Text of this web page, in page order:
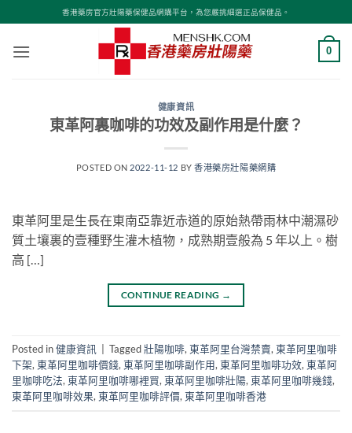
to
content
香港藥房官方壯陽藥保健品網購平台，為您嚴挑細選正品保健品。
0
健康資訊
東革阿裏咖啡的功效及副作用是什麼？
POSTED ON 2022-11-12 BY香港藥房壯陽藥網購
東革阿里是生長在東南亞靠近赤道的原始熱帶雨林中潮濕砂
質土壤裏的壹種野生灌木植物，成熟期壹般為 5 年以上。樹
高 […]
CONTINUE READING →
Posted in健康資訊 Tagged壯陽咖啡, 東革阿里台灣禁賣, 東革阿里咖啡
下架, 東革阿里咖啡價錢, 東革阿里咖啡副作用, 東革阿里咖啡功效, 東革阿
里咖啡吃法, 東革阿里咖啡哪裡買, 東革阿里咖啡壯陽, 東革阿里咖啡幾錢,
東革阿里咖啡效果, 東革阿里咖啡評價, 東革阿里咖啡香港